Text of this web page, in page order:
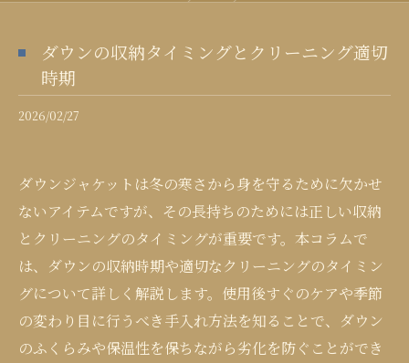
ダウンの収納タイミングとクリーニング適切
時期
2026/02/27
ダウンジャケットは冬の寒さから身を守るために欠かせ
ないアイテムですが、その長持ちのためには正しい収納
とクリーニングのタイミングが重要です。本コラムで
は、ダウンの収納時期や適切なクリーニングのタイミン
グについて詳しく解説します。使用後すぐのケアや季節
の変わり目に行うべき手入れ方法を知ることで、ダウン
のふくらみや保温性を保ちながら劣化を防ぐことができ